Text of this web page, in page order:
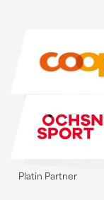
Platin Partner